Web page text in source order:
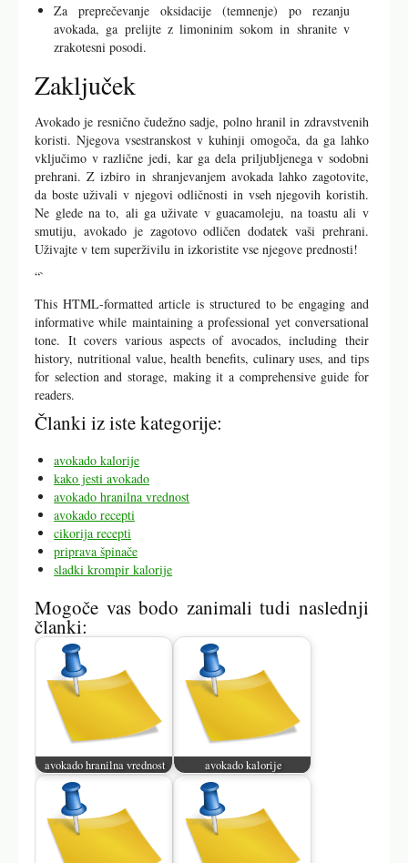
Za preprečevanje oksidacije (temnenje) po rezanju
avokada, ga prelijte z limoninim sokom in shranite v
zrakotesni posodi.
Zaključek
Avokado je resnično čudežno sadje, polno hranil in zdravstvenih
koristi. Njegova vsestranskost v kuhinji omogoča, da ga lahko
vključimo v različne jedi, kar ga dela priljubljenega v sodobni
prehrani. Z izbiro in shranjevanjem avokada lahko zagotovite,
da boste uživali v njegovi odličnosti in vseh njegovih koristih.
Ne glede na to, ali ga uživate v guacamoleju, na toastu ali v
smutiju, avokado je zagotovo odličen dodatek vaši prehrani.
Uživajte v tem superživilu in izkoristite vse njegove prednosti!
“`
This HTML-formatted article is structured to be engaging and
informative while maintaining a professional yet conversational
tone. It covers various aspects of avocados, including their
history, nutritional value, health benefits, culinary uses, and tips
for selection and storage, making it a comprehensive guide for
readers.
Članki iz iste kategorije:
avokado kalorije
kako jesti avokado
avokado hranilna vrednost
avokado recepti
cikorija recepti
priprava špinače
sladki krompir kalorije
Mogoče vas bodo zanimali tudi naslednji
članki:
avokado hranilna vrednost avokado kalorije